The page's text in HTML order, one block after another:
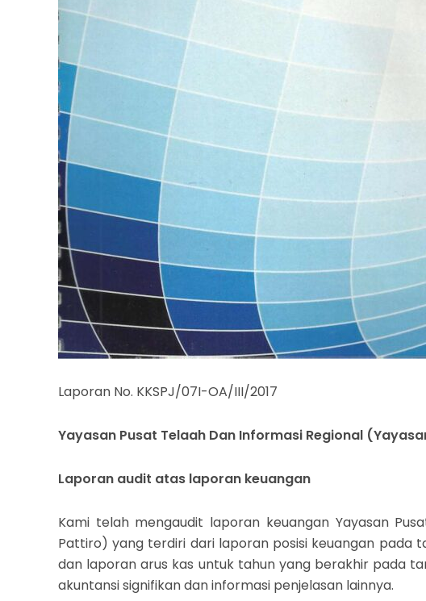
Laporan No. KKSPJ/07I-OA/III/2017
Yayasan Pusat Telaah Dan Informasi Regional
Laporan audit atas laporan keuangan
Kami telah mengaudit laporan keuangan Yayasan
Pattiro) yang terdiri dari laporan posisi keuangan pada
dan laporan arus kas untuk tahun yang berakhir pada
akuntansi signifikan dan informasi penjelasan lainnya.